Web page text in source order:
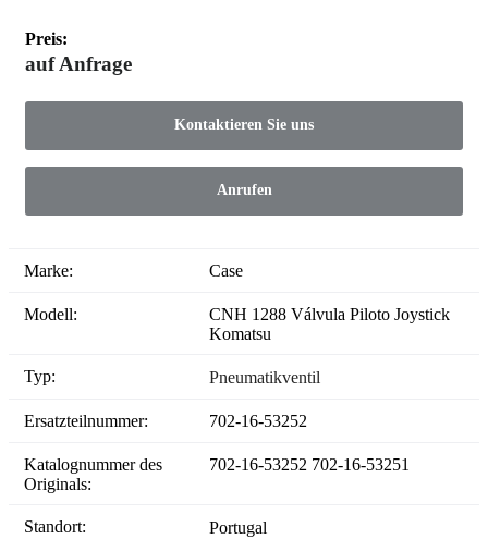
Preis:
auf Anfrage
Kontaktieren Sie uns
Anrufen
Marke: Case
Modell:
CNH 1288 Válvula Piloto Joystick
Komatsu
Typ: Pneumatikventil
Ersatzteilnummer: 702-16-53252
Katalognummer des
Originals:
702-16-53252 702-16-53251
Standort:
Portugal